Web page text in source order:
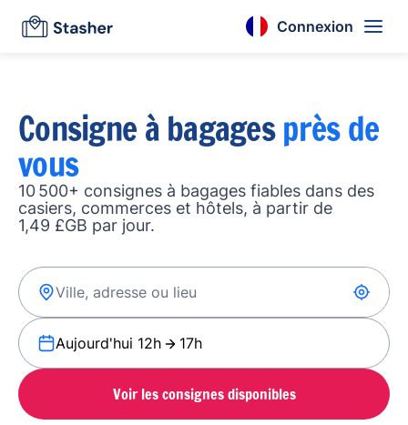
Connexion
Consigne à bagagesprès de
vous
10 500+ consignes à bagages fiables dans des
casiers, commerces et hôtels, à partir de
1,49 £GB par jour.
Aujourd'hui 12h 17h
Voir les consignes disponibles